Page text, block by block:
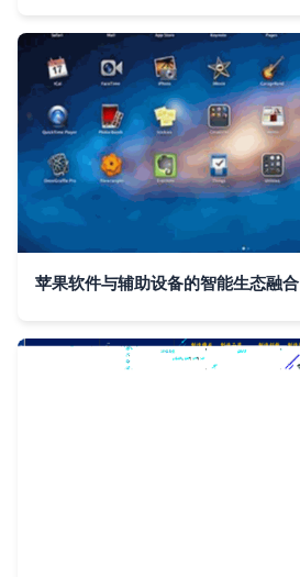
苹果软件与辅助设备的智能生态融合